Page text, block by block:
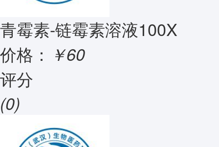
青霉素-链霉素溶液100X
价格： ￥60
评分
(0)